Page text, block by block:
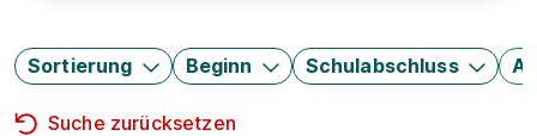
Sortierung Beginn Schulabschluss
Suche zurücksetzen